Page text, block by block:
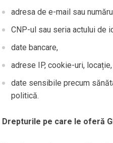
adresa de e-mail sau
CNP-ul sau seria actului de
date bancare,
adrese IP, cookie-uri, locație,
date sensibile precum
politică.
Drepturile pe care le oferă